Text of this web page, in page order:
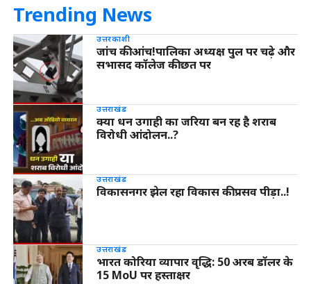
Trending News
उत्तरकाशी
जांच की आंच!पालिका अध्यक्ष पुल पर चढ़े और
सभासद कॉलेज की छत पर
उत्तराखंड
क्या धन उगाही का जरिया बन रह है शराब
विरोधी आंदोलन..?
उत्तराखंड
विकासनगर झेल रहा विकास की प्रसव पीड़ा..!
उत्तराखंड
भारत कोरिया व्यापार वृद्धि: 50 अरब डॉलर के
15 MoU पर हस्ताक्षर